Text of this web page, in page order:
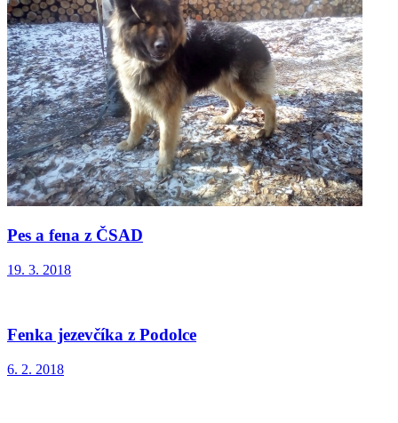
Pes a fena z ČSAD
19. 3. 2018
Fenka jezevčíka z Podolce
6. 2. 2018